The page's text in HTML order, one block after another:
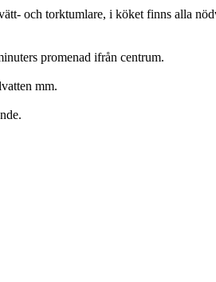
och torktumlare, i köket finns alla
promenad ifrån centrum.
mm.